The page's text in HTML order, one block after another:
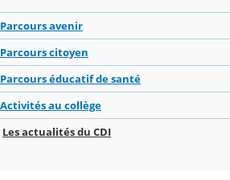
Parcours avenir
Parcours citoyen
Parcours éducatif de santé
Activités au collège
Les actualités du CDI